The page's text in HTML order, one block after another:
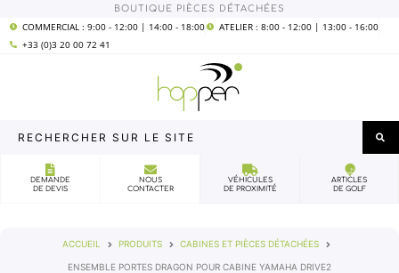
au
contenu
BOUTIQUE PIÈCES DÉTACHÉES
COMMERCIAL : 9:00 - 12:00 | 14:00 - 18:00
ATELIER : 8:00 - 12:00 | 13:00 - 16:00
+33 (0)3 20 00 72 41
Rechercher
DEMANDE
DE DEVIS
NOUS
CONTACTER
VÉHICULES
DE PROXIMITÉ
ARTICLES
DE GOLF
ACCUEIL PRODUITS CABINES ET PIÈCES DÉTACHÉES
ENSEMBLE PORTES DRAGON POUR CABINE YAMAHA DRIVE2